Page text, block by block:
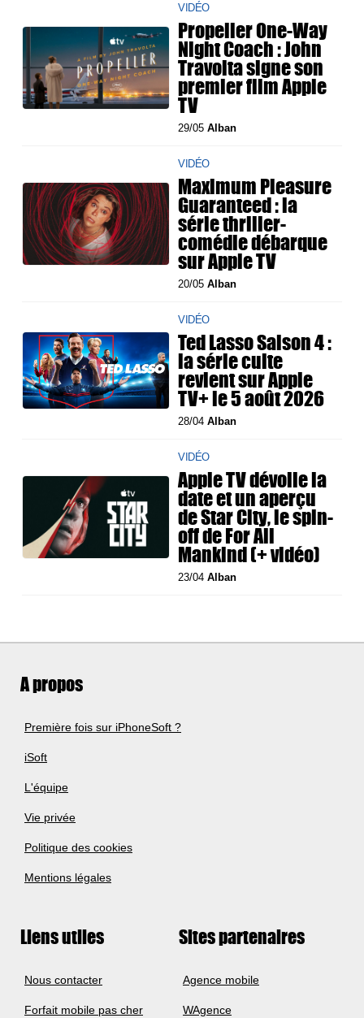
VIDÉO
Propeller One-Way
Night Coach : John
Travolta signe son
premier film Apple
TV
29/05Alban
VIDÉO
Maximum Pleasure
Guaranteed : la
série thriller-
comédie débarque
sur Apple TV
20/05Alban
VIDÉO
Ted Lasso Saison 4 :
la série culte
revient sur Apple
TV+ le 5 août 2026
28/04Alban
VIDÉO
Apple TV dévoile la
date et un aperçu
de Star City, le spin-
off de For All
Mankind (+ vidéo)
23/04Alban
A propos
Première fois sur iPhoneSoft ?
iSoft
L'équipe
Vie privée
Politique des cookies
Mentions légales
Liens utiles
Nous contacter
Forfait mobile pas cher
Sites partenaires
Agence mobile
WAgence